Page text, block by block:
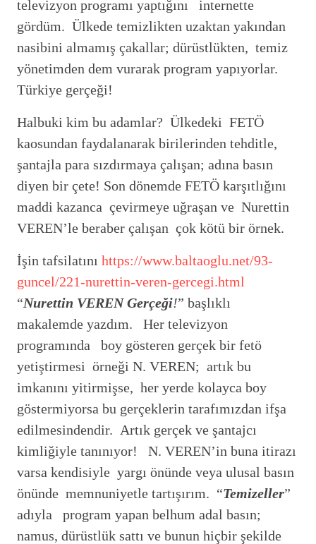
televizyon programı yaptığını internette
gördüm. Ülkede temizlikten uzaktan yakından
nasibini almamış çakallar; dürüstlükten, temiz
yönetimden dem vurarak program yapıyorlar.
Türkiye gerçeği!
Halbuki kim bu adamlar? Ülkedeki FETÖ
kaosundan faydalanarak birilerinden tehditle,
şantajla para sızdırmaya çalışan; adına basın
diyen bir çete! Son dönemde FETÖ karşıtlığını
maddi kazanca çevirmeye uğraşan ve Nurettin
VEREN’le beraber çalışan çok kötü bir örnek.
İşin tafsilatını https://www.baltaoglu.net/93-
guncel/221-nurettin-veren-gercegi.html
“Nurettin VEREN Gerçeği!” başlıklı
makalemde yazdım. Her televizyon
programında boy gösteren gerçek bir fetö
yetiştirmesi örneği N. VEREN; artık bu
imkanını yitirmişse, her yerde kolayca boy
göstermiyorsa bu gerçeklerin tarafımızdan ifşa
edilmesindendir. Artık gerçek ve şantajcı
kimliğiyle tanınıyor! N. VEREN’in buna itirazı
varsa kendisiyle yargı önünde veya ulusal basın
önünde memnuniyetle tartışırım. “Temizeller”
adıyla program yapan belhum adal basın;
namus, dürüstlük sattı ve bunun hiçbir şekilde